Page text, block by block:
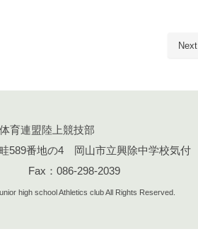
育連盟陸上競技部
589番地の4 岡山市立興除中学校気付
Fax：086-298-2039
high school Athletics club All Rights Reserved.